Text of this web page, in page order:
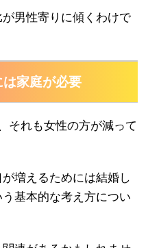
男性寄りに傾くわけで
は家庭が必要
それも女性の方が減って
増えるためには結婚し
基本的な考え方につい